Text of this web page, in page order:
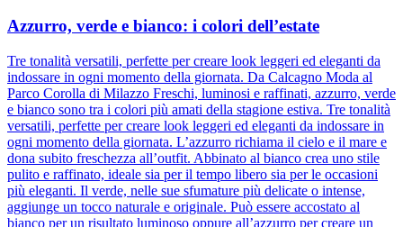
Azzurro, verde e bianco: i colori dell’estate
Tre tonalità versatili, perfette per creare look leggeri ed eleganti da
indossare in ogni momento della giornata. Da Calcagno Moda al
Parco Corolla di Milazzo Freschi, luminosi e raffinati, azzurro, verde
e bianco sono tra i colori più amati della stagione estiva. Tre tonalità
versatili, perfette per creare look leggeri ed eleganti da indossare in
ogni momento della giornata. L’azzurro richiama il cielo e il mare e
dona subito freschezza all’outfit. Abbinato al bianco crea uno stile
pulito e raffinato, ideale sia per il tempo libero sia per le occasioni
più eleganti. Il verde, nelle sue sfumature più delicate o intense,
aggiunge un tocco naturale e originale. Può essere accostato al
bianco per un risultato luminoso oppure all’azzurro per creare un